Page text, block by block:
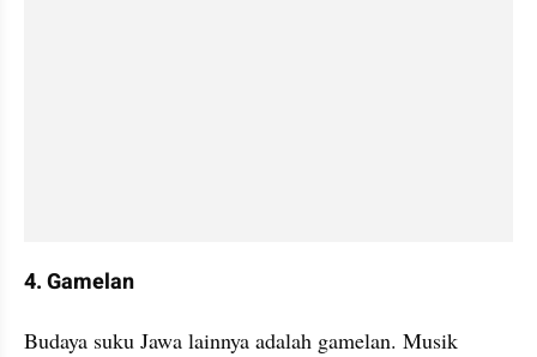
4. Gamelan
Budaya suku Jawa lainnya adalah gamelan. Musik